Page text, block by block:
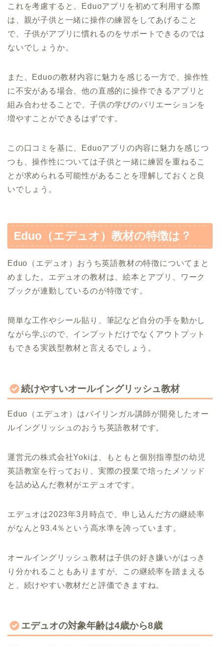
これを考慮すると、Eduoアプリを初めて利用する際
は、親が子供と一緒に操作の練習をしてあげること
で、子供がアプリに慣れるのをサポートできるのでは
ないでしょうか。
また、Eduoの教材内容に魅力を感じる一方で、操作性
に不安がある場合、他の直感的に操作できるアプリと
組み合わせることで、子供の学びのバリエーションを
増やすことができるはずです。
この口コミを基に、Eduoアプリの内容に魅力を感じつ
つも、操作性については子供と一緒に練習を重ねるこ
とが求められる可能性があることを理解しておくと良
いでしょう。
Eduo（エデュオ）教材の特徴は？
Eduo（エデュオ）おうち英語教材の特徴についてまと
めました。エデュオの教材は、絵本とアプリ、ワーク
ブックが連動しているのが特徴です。
簡単な工作やシール貼り、筆記など自分の手を動かし
ながら学ぶので、インプットだけでなくアウトプット
もできる実践型教材と言えるでしょう。
続けやすいオールイングリッシュ教材
Eduo（エデュオ）はバイリンガル講師が開発したオー
ルイングリッシュのおうち英語教材です。
運営元の株式会社Yokiは、もともと個別指導型の幼児
英語教室を行っており、実際の授業で培ったメソッド
を詰め込んだ教材がエデュオです。
エデュオは2023年3月時点で、申し込んだ方の継続率
がなんと93.4％という高水準を誇っています。
オールイングリッシュ教材は子供の好き嫌いがはっき
り分かれることもありますが、この継続率を踏まえる
と、続けやすい教材だと評価できますね。
エデュオの対象年齢は4歳から8歳